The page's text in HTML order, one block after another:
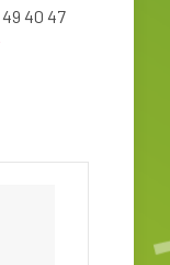
49 40 47